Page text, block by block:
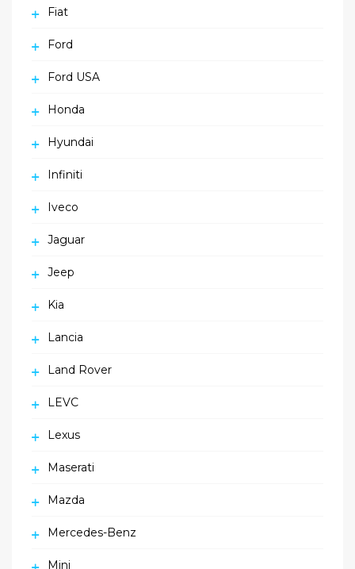
Fiat
Ford
Ford USA
Honda
Hyundai
Infiniti
Iveco
Jaguar
Jeep
Kia
Lancia
Land Rover
LEVC
Lexus
Maserati
Mazda
Mercedes-Benz
Mini